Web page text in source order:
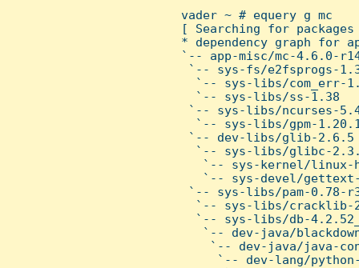
vader ~ # equery g mc
[ Searching for
* dependency graph for
`-- app-misc/mc-4.6.0-
`-- sys-fs/e2fsprogs-
`-- sys-libs/com_err-
   `-- sys-libs/ss-1.38
`-- sys-libs/ncurses-
`-- sys-libs/gpm-
  `-- dev-libs/glib-2.6.5
`-- sys-libs/glibc-
`-- sys-kernel/
`-- sys-devel/
`-- sys-libs/pam-0.78-
`-- sys-libs/cracklib-
`-- sys-libs/db-
`-- dev-java/
`-- dev-java/java-
`-- dev-lang/